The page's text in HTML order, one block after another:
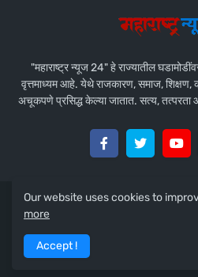
"महाराष्ट्र न्यूज 24" हे राज्यातील
वृत्तमाध्यम आहे. येथे राजकारण, समाज, शिक्षण,
अचूकपणे प्रसिद्ध केल्या जातात. सत्य,
Home
Our website uses cookies to
more
Accept !